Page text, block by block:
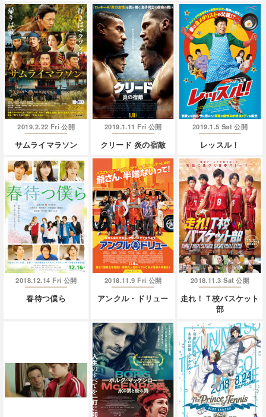
2019.2.22 Fri 公開
サムライマラソン
2019.1.11 Fri 公開
クリード 炎の宿敵
2019.1.5 Sat 公開
レッスル！
2018.12.14 Fri 公開
春待つ僕ら
2018.11.9 Fri 公開
アンクル・ドリュー
2018.11.3 Sat 公開
走れ！Ｔ校バスケット
部